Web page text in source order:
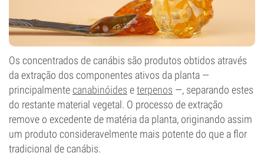
Os concentrados de canábis são produtos obtidos através
da extração dos componentes ativos da planta —
principalmentecanabinóides eterpenos —, separando estes
do restante material vegetal. O processo de extração
remove o excedente de matéria da planta, originando assim
um produto consideravelmente mais potente do que a flor
tradicional de canábis.